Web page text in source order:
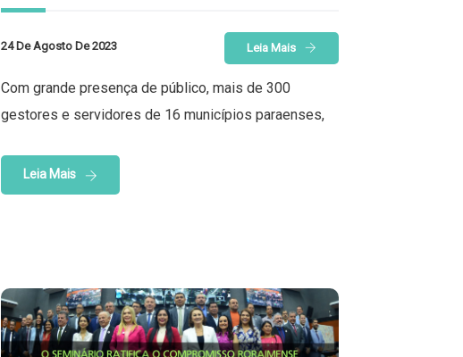
24 De Agosto De 2023 Leia Mais
Com grande presença de público, mais de 300
gestores e servidores de 16 municípios paraenses,
Leia Mais